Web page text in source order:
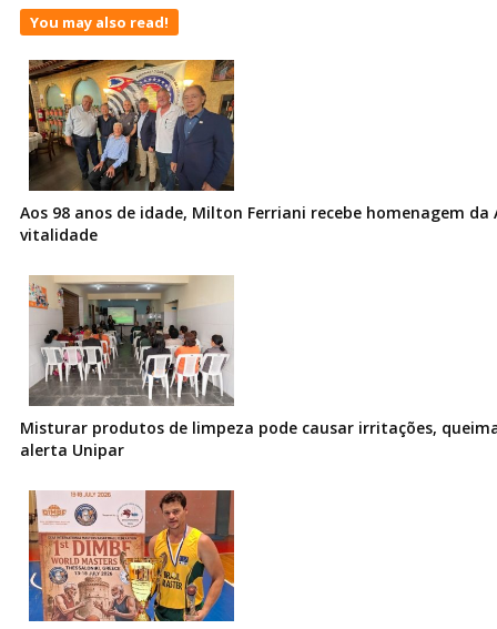
You may also read!
Aos 98 anos de idade, Milton Ferriani recebe homenagem da
vitalidade
Misturar produtos de limpeza pode causar irritações,
alerta Unipar